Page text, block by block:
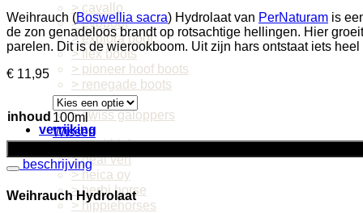
> cavallo
> evoboot
> explora boot
> flex boots
> pioneer hoof boots
> renegade boots
> scootboot
> swiss galoppers
verrijking
> equithink
> geai vert
> heica oy
> herbi horse
> hippiehorses
Weihrauch (Boswellia sacra) Hydrolaat van PerNaturam is
de zon genadeloos brandt op rotsachtige hellingen. Hier
parelen. Dit is de wierookboom. Uit zijn hars ontstaat iets
€ 11,95
inhoud 100ml
Wissen
beschrijving
Weihrauch Hydrolaat